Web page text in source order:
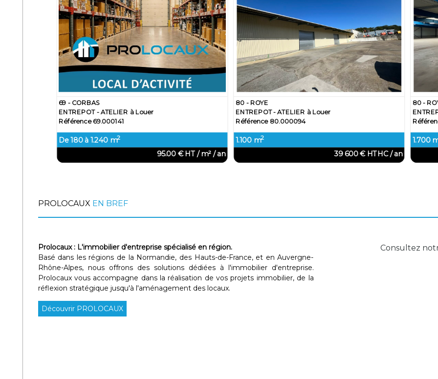
ENTREPOT - ATELIER à Louer ENTREPOT - ATELIER à Louer
PROLOCAUX EN BREF
Prolocaux : L'immobilier d'entreprise spécialisé en région.
Basé dans les régions de la Normandie, des Hauts-de-France, et en Auvergne-
Rhône-Alpes, nous offrons des solutions dédiées à l'immobilier d'entreprise.
Prolocaux vous accompagne dans la réalisation de vos projets immobilier, de la
réflexion stratégique jusqu'à l'aménagement des locaux.
Découvrir PROLOCAUX
Consultez